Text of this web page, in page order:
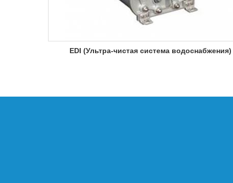
EDI (Ультра-чистая система водоснабжения)